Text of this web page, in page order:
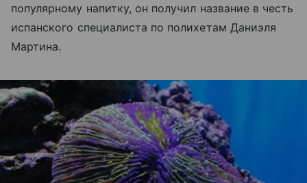
популярному напитку, он получил название в честь
испанского специалиста по полихетам Даниэля
Мартина.